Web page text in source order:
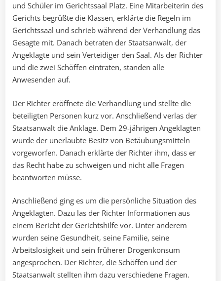
und Schüler im Gerichtssaal Platz. Eine Mitarbeiterin des
Gerichts begrüßte die Klassen, erklärte die Regeln im
Gerichtssaal und schrieb während der Verhandlung das
Gesagte mit. Danach betraten der Staatsanwalt, der
Angeklagte und sein Verteidiger den Saal. Als der Richter
und die zwei Schöffen eintraten, standen alle
Anwesenden auf.
Der Richter eröffnete die Verhandlung und stellte die
beteiligten Personen kurz vor. Anschließend verlas der
Staatsanwalt die Anklage. Dem 29-jährigen Angeklagten
wurde der unerlaubte Besitz von Betäubungsmitteln
vorgeworfen. Danach erklärte der Richter ihm, dass er
das Recht habe zu schweigen und nicht alle Fragen
beantworten müsse.
Anschließend ging es um die persönliche Situation des
Angeklagten. Dazu las der Richter Informationen aus
einem Bericht der Gerichtshilfe vor. Unter anderem
wurden seine Gesundheit, seine Familie, seine
Arbeitslosigkeit und sein früherer Drogenkonsum
angesprochen. Der Richter, die Schöffen und der
Staatsanwalt stellten ihm dazu verschiedene Fragen.